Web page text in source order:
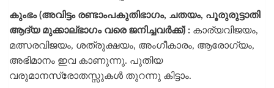
കുംഭം (അവിട്ടം രണ്ടാംപകുതിഭാഗം, ചതയം, പൂരുരുട്ടാതി
ആദ്യ മുക്കാല്ഭാഗം വരെ ജനിച്ചവർക്ക്) : കാര്യവിജയം,
മത്സരവിജയം, ശത്രുക്ഷയം, അംഗീകാരം, ആരോഗ്യം,
അഭിമാനം ഇവ കാണുന്നു. പുതിയ
വരുമാനസ്രോതസ്സുകൾ തുറന്നു കിട്ടാം.